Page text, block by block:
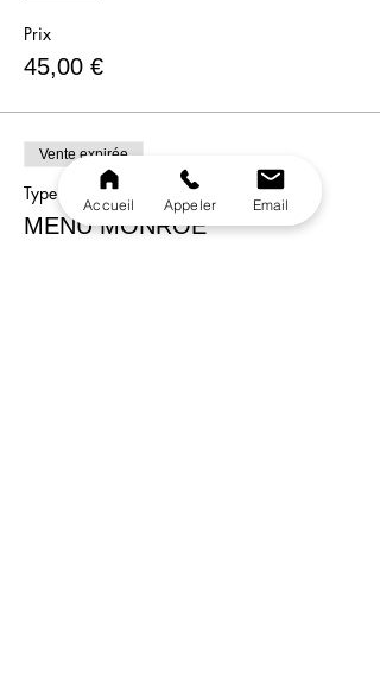
Prix
45,00 €
Vente expirée
Type de billet
MENU MONROE
Accueil Appeler Email